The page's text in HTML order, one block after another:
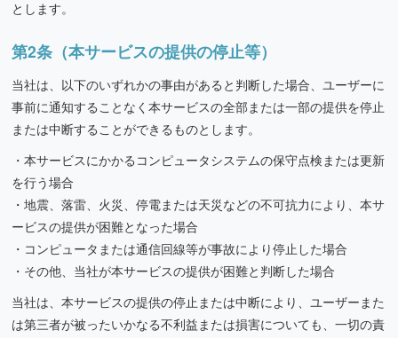
とします。
第2条（本サービスの提供の停止等）
当社は、以下のいずれかの事由があると判断した場合、ユーザーに
事前に通知することなく本サービスの全部または一部の提供を停止
または中断することができるものとします。
本サービスにかかるコンピュータシステムの保守点検または更新
を行う場合
地震、落雷、火災、停電または天災などの不可抗力により、本サ
ービスの提供が困難となった場合
コンピュータまたは通信回線等が事故により停止した場合
その他、当社が本サービスの提供が困難と判断した場合
当社は、本サービスの提供の停止または中断により、ユーザーまた
は第三者が被ったいかなる不利益または損害についても、一切の責